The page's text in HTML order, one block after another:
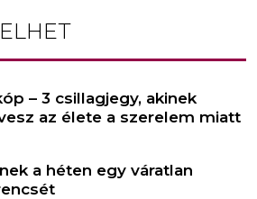
– 3 csillagjegy, akinek
az élete a szerelem miatt
a héten egy váratlan